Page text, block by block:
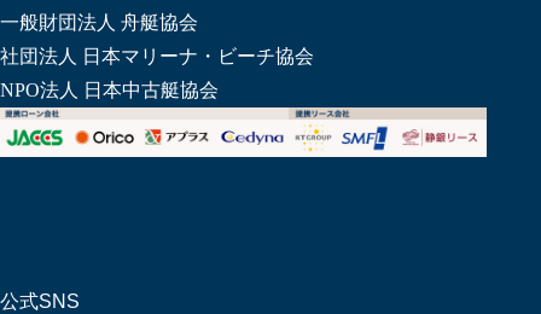
一般財団法人 舟艇協会
社団法人 日本マリーナ・ビーチ協会
NPO法人 日本中古艇協会
公式SNS